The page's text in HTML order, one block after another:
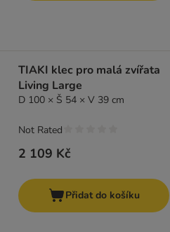
TIAKI klec pro malá zvířata
Living Large
D 100 × Š 54 × V 39 cm
2 109 Kč
Not Rated
Přidat do košíku